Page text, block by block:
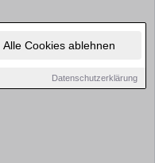
Alle Cookies ablehnen
Datenschutzerklärung